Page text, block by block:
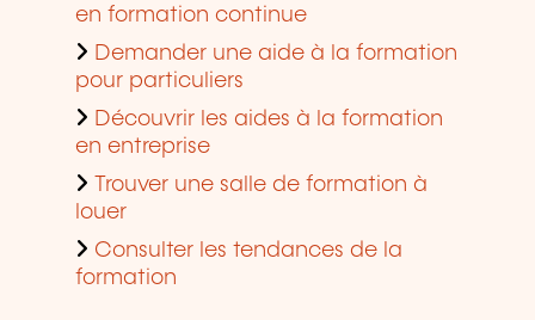
en formation continue
Demander une aide à la formation
pour particuliers
Découvrir les aides à la formation
en entreprise
Trouver une salle de formation à
louer
Consulter les tendances de la
formation